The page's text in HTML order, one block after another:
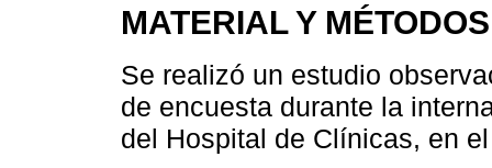
MATERIAL Y MÉTODOS
Se realizó un estudio
de encuesta durante la
del Hospital de Clínicas, en